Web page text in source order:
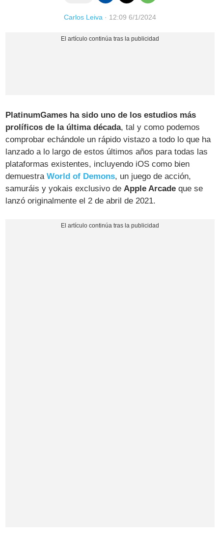
Carlos Leiva · 12:09 6/1/2024
PlatinumGames ha sido uno de los estudios más
prolíficos de la última década, tal y como podemos
comprobar echándole un rápido vistazo a todo lo que ha
lanzado a lo largo de estos últimos años para todas las
plataformas existentes, incluyendo iOS como bien
demuestraWorld of Demons, un juego de acción,
samuráis y yokais exclusivo deApple Arcade que se
lanzó originalmente el 2 de abril de 2021.